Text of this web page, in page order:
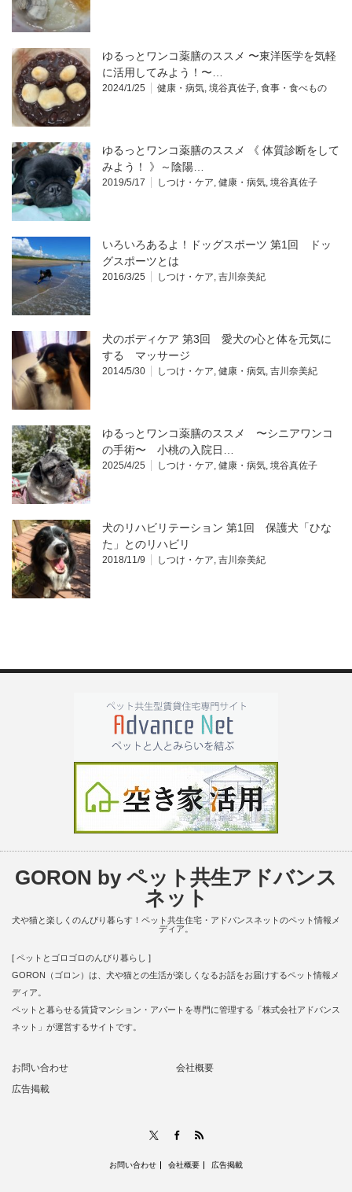
ゆるっとワンコ薬膳のススメ 〜東洋医学を気軽
に活用してみよう！〜…
2024/1/25 健康・病気 境谷真佐子 食事・食べもの
ゆるっとワンコ薬膳のススメ 《 体質診断をして
みよう！ 》～陰陽…
2019/5/17 しつけ・ケア 健康・病気 境谷真佐子
いろいろあるよ！ドッグスポーツ 第1回 ドッ
グスポーツとは
2016/3/25 しつけ・ケア 吉川奈美紀
犬のボディケア 第3回 愛犬の心と体を元気に
する マッサージ
2014/5/30 しつけ・ケア 健康・病気 吉川奈美紀
ゆるっとワンコ薬膳のススメ 〜シニアワンコ
の手術〜 小桃の入院日…
2025/4/25 しつけ・ケア 健康・病気 境谷真佐子
犬のリハビリテーション 第1回 保護犬「ひな
た」とのリハビリ
2018/11/9 しつけ・ケア 吉川奈美紀
GORON by ペット共生アドバンス
ネット
犬や猫と楽しくのんびり暮らす！ペット共生住宅・アドバンスネットのペット情報メ
ディア。
[ ペットとゴロゴロのんびり暮らし ]
GORON（ゴロン）は、犬や猫との生活が楽しくなるお話をお届けするペット情報メ
ディア。
ペットと暮らせる賃貸マンション・アパートを専門に管理する「株式会社アドバンス
ネット」が運営するサイトです。
お問い合わせ
会社概要
広告掲載
Facebook
お問い合わせ 会社概要 広告掲載